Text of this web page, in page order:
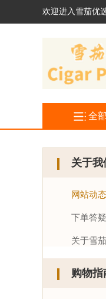
欢迎进入雪茄优
全
关于我
网站动态
下单答疑
关于雪
购物指